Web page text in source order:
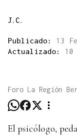
J.C.
Publicado: 13
Actualizado: 10
Foro La Región
El psicólogo,